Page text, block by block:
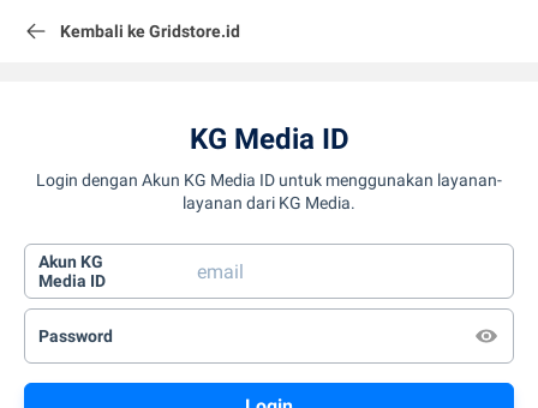
Kembali ke Gridstore.id
KG Media ID
Login dengan Akun KG Media ID untuk menggunakan layanan-
layanan dari KG Media.
Akun KG
Media ID
Password